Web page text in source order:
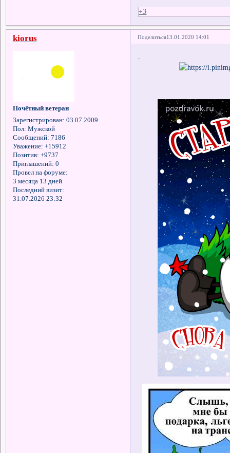
+3
Поделиться13.01.2020 14:01
kiorus
Почётный ветеран
Зарегистрирован: 03.07.2009
Пол: Мужской
Сообщений: 7186
Уважение: +15912
Позитив: +9737
Приглашений: 0
Провел на форуме:
3 месяца 13 дней
Последний визит:
31.07.2026 23:32